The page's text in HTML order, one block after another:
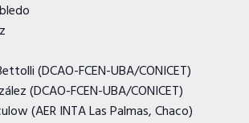
(DCAO-FCEN-UBA/CONICET)
(DCAO-FCEN-UBA/CONICET)
(AER INTA Las Palmas, Chaco)